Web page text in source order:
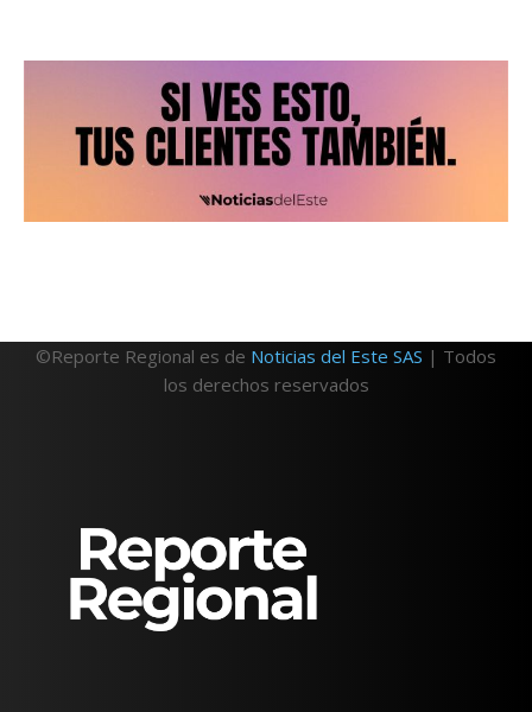
©Reporte Regional es de Noticias del Este SAS | Todos
los derechos reservados